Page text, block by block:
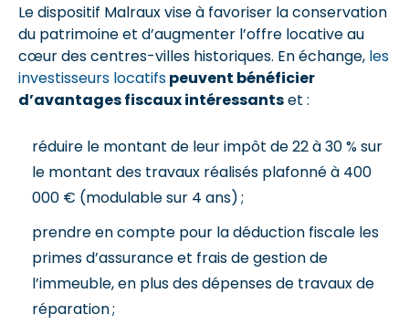
Le dispositif Malraux vise à favoriser la conservation
du patrimoine et d’augmenter l’offre locative au
cœur des centres-villes historiques. En échange, les
investisseurs locatifspeuvent bénéficier
d’avantages fiscaux intéressantset :
réduire le montant de leur impôt de 22 à 30 % sur
le montant des travaux réalisés plafonné à 400
000 € (modulable sur 4 ans) ;
prendre en compte pour la déduction fiscale les
primes d’assurance et frais de gestion de
l’immeuble, en plus des dépenses de travaux de
réparation ;